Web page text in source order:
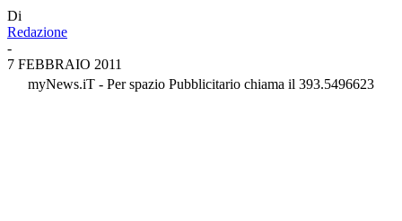
Di
Redazione
-
7 FEBBRAIO 2011
myNews.iT - Per spazio Pubblicitario chiama il 393.5496623